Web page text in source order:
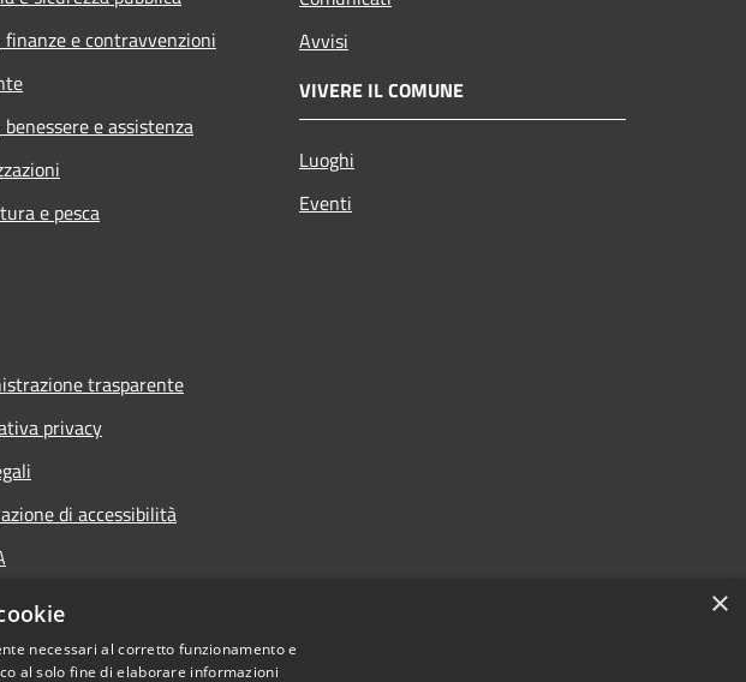
e contravvenzioni
e assistenza
e pesca
Avvisi
VIVERE IL COMUNE
Luoghi
Eventi
trasparente
privacy
di accessibilità
×
necessari al corretto funzionamento e
al solo fine di elaborare informazioni